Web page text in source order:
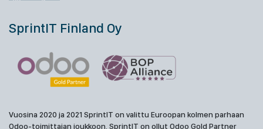
SprintIT Finland Oy
Vuosina 2020 ja 2021 SprintIT on valittu Euroopan kolmen parhaan
Odoo-toimittajan joukkoon. SprintIT on ollut Odoo Gold Partner